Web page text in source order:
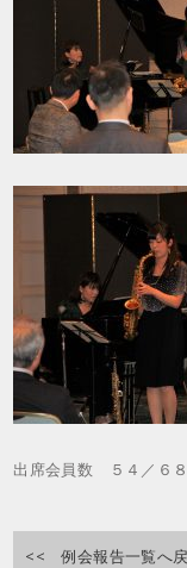
出席会員数 ５４／６
<< 例会報告一覧へ